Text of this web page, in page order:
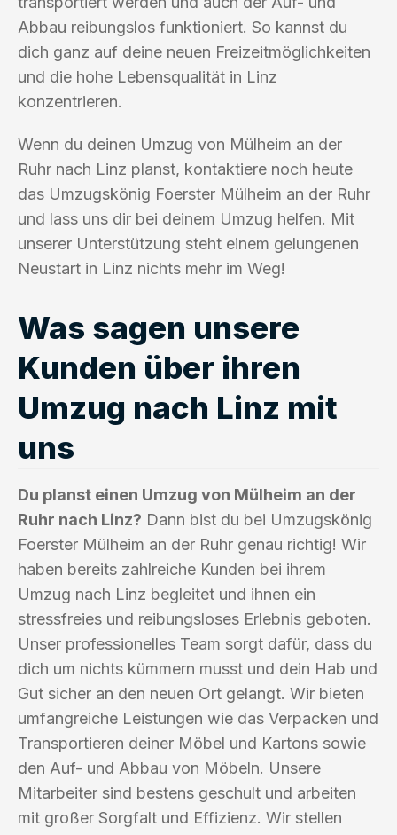
Abbau reibungslos funktioniert. So kannst du
dich ganz auf deine neuen Freizeitmöglichkeiten
und die hohe Lebensqualität in Linz
konzentrieren.
Wenn du deinen Umzug von Mülheim an der
Ruhr nach Linz planst, kontaktiere noch heute
das Umzugskönig Foerster Mülheim an der Ruhr
und lass uns dir bei deinem Umzug helfen. Mit
unserer Unterstützung steht einem gelungenen
Neustart in Linz nichts mehr im Weg!
Was sagen unsere
Kunden über ihren
Umzug nach Linz mit
uns
Du planst einen Umzug von Mülheim an der
Ruhr nach Linz? Dann bist du bei Umzugskönig
Foerster Mülheim an der Ruhr genau richtig! Wir
haben bereits zahlreiche Kunden bei ihrem
Umzug nach Linz begleitet und ihnen ein
stressfreies und reibungsloses Erlebnis geboten.
Unser professionelles Team sorgt dafür, dass du
dich um nichts kümmern musst und dein Hab und
Gut sicher an den neuen Ort gelangt. Wir bieten
umfangreiche Leistungen wie das Verpacken und
Transportieren deiner Möbel und Kartons sowie
den Auf- und Abbau von Möbeln. Unsere
Mitarbeiter sind bestens geschult und arbeiten
mit großer Sorgfalt und Effizienz. Wir stellen